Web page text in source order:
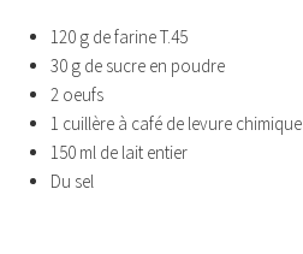
120 g de farine T.45
30 g de sucre en poudre
2 oeufs
1 cuillère à café de levure chimique
150 ml de lait entier
Du sel